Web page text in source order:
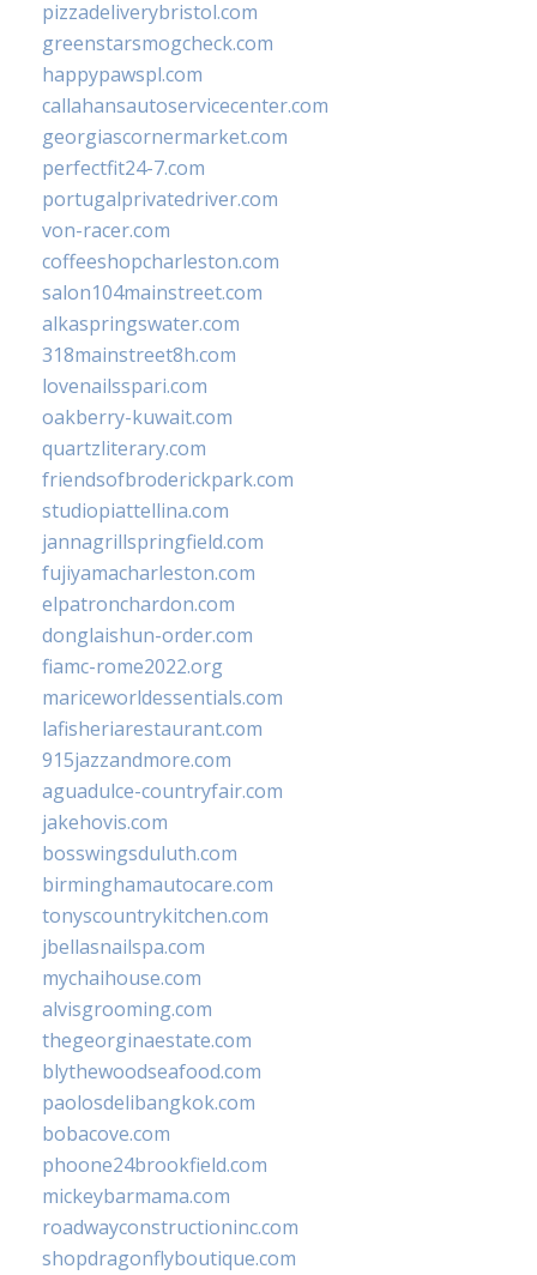
pizzadeliverybristol.com
greenstarsmogcheck.com
happypawspl.com
callahansautoservicecenter.com
georgiascornermarket.com
perfectfit24-7.com
portugalprivatedriver.com
von-racer.com
coffeeshopcharleston.com
salon104mainstreet.com
alkaspringswater.com
318mainstreet8h.com
lovenailsspari.com
oakberry-kuwait.com
quartzliterary.com
friendsofbroderickpark.com
studiopiattellina.com
jannagrillspringfield.com
fujiyamacharleston.com
elpatronchardon.com
donglaishun-order.com
fiamc-rome2022.org
mariceworldessentials.com
lafisheriarestaurant.com
915jazzandmore.com
aguadulce-countryfair.com
jakehovis.com
bosswingsduluth.com
birminghamautocare.com
tonyscountrykitchen.com
jbellasnailspa.com
mychaihouse.com
alvisgrooming.com
thegeorginaestate.com
blythewoodseafood.com
paolosdelibangkok.com
bobacove.com
phoone24brookfield.com
mickeybarmama.com
roadwayconstructioninc.com
shopdragonflyboutique.com